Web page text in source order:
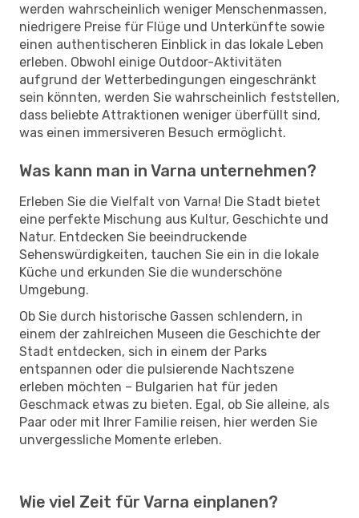
werden wahrscheinlich weniger Menschenmassen,
niedrigere Preise für Flüge und Unterkünfte sowie
einen authentischeren Einblick in das lokale Leben
erleben. Obwohl einige Outdoor-Aktivitäten
aufgrund der Wetterbedingungen eingeschränkt
sein könnten, werden Sie wahrscheinlich feststellen,
dass beliebte Attraktionen weniger überfüllt sind,
was einen immersiveren Besuch ermöglicht.
Was kann man in Varna unternehmen?
Erleben Sie die Vielfalt von Varna! Die Stadt bietet
eine perfekte Mischung aus Kultur, Geschichte und
Natur. Entdecken Sie beeindruckende
Sehenswürdigkeiten, tauchen Sie ein in die lokale
Küche und erkunden Sie die wunderschöne
Umgebung.
Ob Sie durch historische Gassen schlendern, in
einem der zahlreichen Museen die Geschichte der
Stadt entdecken, sich in einem der Parks
entspannen oder die pulsierende Nachtszene
erleben möchten – Bulgarien hat für jeden
Geschmack etwas zu bieten. Egal, ob Sie alleine, als
Paar oder mit Ihrer Familie reisen, hier werden Sie
unvergessliche Momente erleben.
Wie viel Zeit für Varna einplanen?